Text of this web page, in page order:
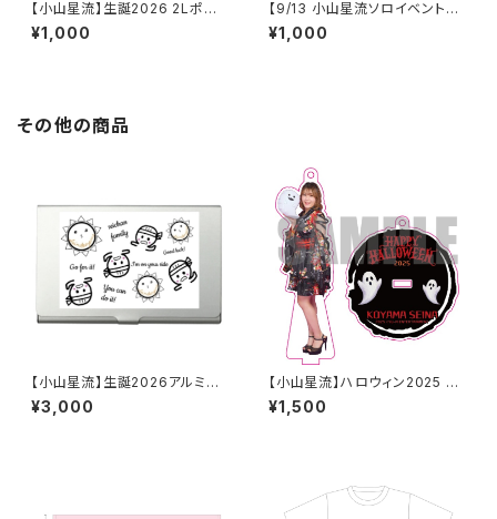
【小山星流】生誕2026 2Lポー
トレート
¥1,000
【9/13 小山星流ソロイベント】ラ
ンダムチェキ
¥1,000
その他の商品
【小山星流】生誕2026アルミ名
刺ケース
¥3,000
【小山星流】ハロウィン2025 ア
クリルスタンドキーホルダー
¥1,500